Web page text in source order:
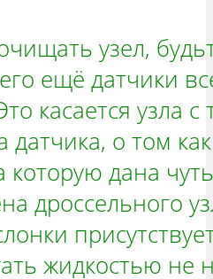
узел,
ещё датчики
касается узла
датчика, о том
которую дана
дроссельного
жидкостью не